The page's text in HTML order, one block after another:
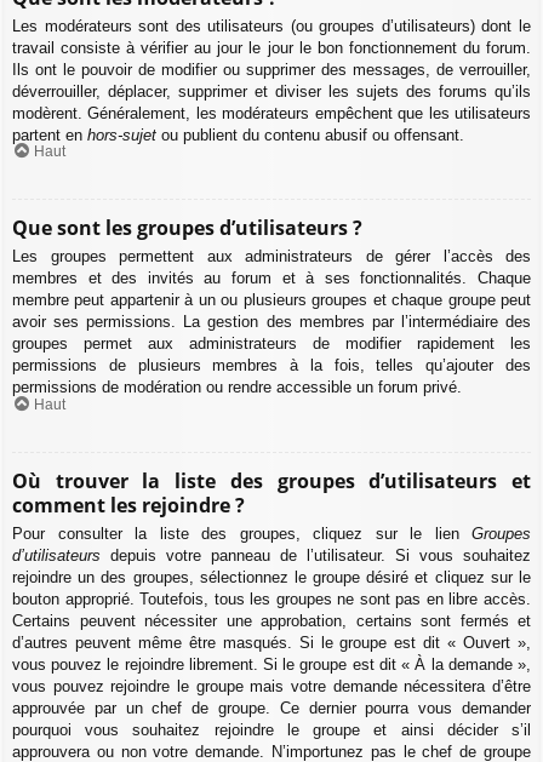
Les modérateurs sont des utilisateurs (ou groupes d’utilisateurs) dont le
travail consiste à vérifier au jour le jour le bon fonctionnement du forum.
Ils ont le pouvoir de modifier ou supprimer des messages, de verrouiller,
déverrouiller, déplacer, supprimer et diviser les sujets des forums qu’ils
modèrent. Généralement, les modérateurs empêchent que les utilisateurs
partent en hors-sujet ou publient du contenu abusif ou offensant.
Haut
Que sont les groupes d’utilisateurs ?
Les groupes permettent aux administrateurs de gérer l’accès des
membres et des invités au forum et à ses fonctionnalités. Chaque
membre peut appartenir à un ou plusieurs groupes et chaque groupe peut
avoir ses permissions. La gestion des membres par l’intermédiaire des
groupes permet aux administrateurs de modifier rapidement les
permissions de plusieurs membres à la fois, telles qu’ajouter des
permissions de modération ou rendre accessible un forum privé.
Haut
Où trouver la liste des groupes d’utilisateurs et
comment les rejoindre ?
Pour consulter la liste des groupes, cliquez sur le lien Groupes
d’utilisateurs depuis votre panneau de l’utilisateur. Si vous souhaitez
rejoindre un des groupes, sélectionnez le groupe désiré et cliquez sur le
bouton approprié. Toutefois, tous les groupes ne sont pas en libre accès.
Certains peuvent nécessiter une approbation, certains sont fermés et
d’autres peuvent même être masqués. Si le groupe est dit « Ouvert »,
vous pouvez le rejoindre librement. Si le groupe est dit « À la demande »,
vous pouvez rejoindre le groupe mais votre demande nécessitera d’être
approuvée par un chef de groupe. Ce dernier pourra vous demander
pourquoi vous souhaitez rejoindre le groupe et ainsi décider s’il
approuvera ou non votre demande. N’importunez pas le chef de groupe